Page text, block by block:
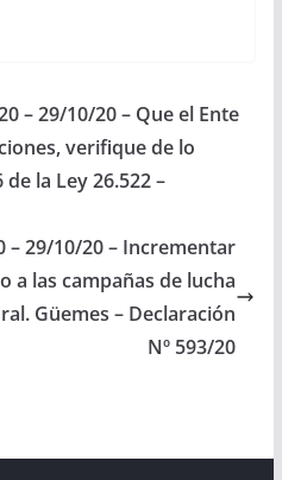
– 29/10/20 – Que el Ente
verifique de lo
la Ley 26.522 –
– 29/10/20 – Incrementar
a las campañas de lucha
Güemes – Declaración
Nº 593/20